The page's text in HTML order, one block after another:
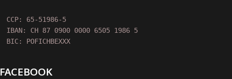
CCP: 65-51986-5
IBAN: CH 87 0900 0000 6505 1986 5
BIC: POFICHBEXXX
FACEBOOK